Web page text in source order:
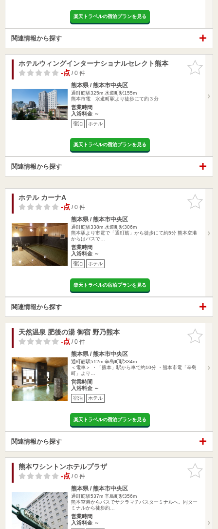
楽天トラベルの宿泊プランを見る
関連情報から探す
お気に入
りに追加
ホテルウィングインターナショナルセレクト熊本
-点/ 0 件
熊本県 / 熊本市中央区
通町筋駅325m 水道町駅155m
熊本市電 水道町駅より徒歩にて約３分
営業時間
入浴料金 ～
宿泊 ホテル
楽天トラベルの宿泊プランを見る
関連情報から探す
お気に入
りに追加
ホテル カーナA
-点/ 0 件
熊本県 / 熊本市中央区
通町筋駅338m 水道町駅306m
熊本駅より市電で「通町筋」から徒歩にて約5分 熊本空港
からはバスで…
営業時間
入浴料金 ～
宿泊 ホテル
楽天トラベルの宿泊プランを見る
関連情報から探す
お気に入
りに追加
天然温泉 肥後の湯 御宿 野乃熊本
-点/ 0 件
熊本県 / 熊本市中央区
通町筋駅512m 辛島町駅334m
＜電車＞ ・「熊本」駅から車で約10分 ・熊本市電「辛島
町」より…
営業時間
入浴料金 ～
宿泊 ホテル
楽天トラベルの宿泊プランを見る
関連情報から探す
お気に入
りに追加
熊本ワシントンホテルプラザ
-点/ 0 件
熊本県 / 熊本市中央区
通町筋駅537m 辛島町駅356m
熊本空港からバスでサクラマチバスターミナルへ。同ター
ミナルから徒歩約…
営業時間
入浴料金 ～